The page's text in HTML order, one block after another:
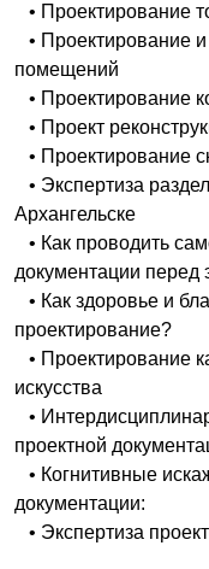
• Проектирование
• Проектирование
помещений
• Проектирование
• Проект
• Проектирование
• Экспертиза
Архангельске
• Как проводить
документации перед
• Как здоровье и
проектирование?
• Проектирование
искусства
•
проектной
• Когнитивные
документации:
• Экспертиза